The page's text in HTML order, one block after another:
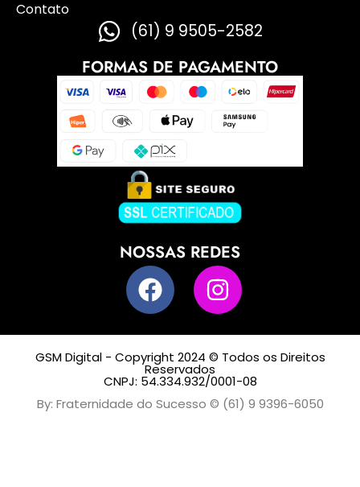
Contato
(61) 9 9505-2582
FORMAS DE PAGAMENTO
NOSSAS REDES
GSM Digital - Copyright 2024 © Todos os Direitos
Reservados
CNPJ: 54.334.932/0001-08
By: Fraternidade do Sucesso © (61) 9 9396-6050